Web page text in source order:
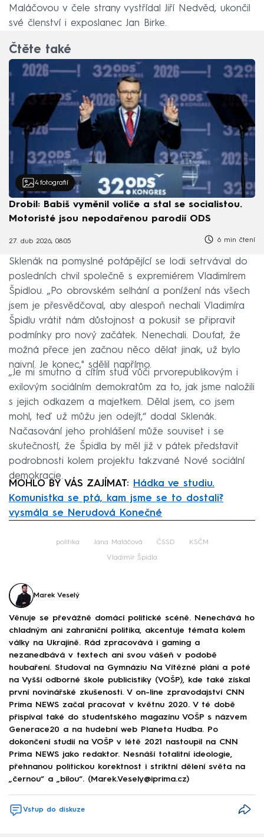
Maláčovou v čele strany vystřídal Jiří Nedvěd, ukončil
své členství i exposlanec Jan Birke.
Čtěte také
4 fotografií
Drobil: Babiš vyměnil voliče a stal se socialistou.
Motoristé jsou nepodařenou parodií ODS
27. dub 2026, 08:05 6 min čtení
Sklenák na pomyslné potápějící se lodi setrvával do
posledních chvil společně s expremiérem Vladimírem
Špidlou. „Po obrovském selhání a ponížení nás všech
jsem je přesvědčoval, aby alespoň nechali Vladimíra
Špidlu vrátit nám důstojnost a pokusit se připravit
podmínky pro nový začátek. Nenechali. Doufat, že
možná přece jen začnou něco dělat jinak, už bylo
naivní. Je konec," sdělil napřímo.
„Je mi smutno a cítím stud vůči prvorepublikovým i
exilovým sociálním demokratům za to, jak jsme naložili
s jejich odkazem a majetkem. Dělal jsem, co jsem
mohl, teď už můžu jen odejít,“ dodal Sklenák.
Načasování jeho prohlášení může souviset i se
skutečností, že Špidla by měl již v pátek představit
podrobnosti kolem projektu takzvané Nové sociální
demokracie.
MOHLO BY VÁS ZAJÍMAT:
Hádka ve studiu.
Komunistka se ptá, kam jsme se to dostali?
vysmála se Nerudová Konečné
politika Jana Maláčová ČSSD KSČM
Vladimír Špidla
Marek Veselý
Věnuje se převážně domácí politické scéně. Nenechává ho
chladným ani zahraniční politika, akcentuje témata kolem
války na Ukrajině. Rád zpracovává i gaming a
nezanedbává v textech ani svou vášeň v podobě
houbaření. Studoval na Gymnáziu Na Vítězné pláni a poté
na Vyšší odborné škole publicistiky (VOŠP), kde také získal
první novinářské zkušenosti. V on-line zpravodajství CNN
Prima NEWS začal pracovat v květnu 2020. V té době
přispíval také do studentského magazínu VOŠP s názvem
Generace20 a na hudební web Planeta Hudba. Po
dokončení studií na VOŠP v létě 2021 nastoupil na CNN
Prima NEWS jako redaktor. Nesnáší totalitní ideologie,
přehnanou politickou korektnost i striktní dělení světa na
„černou“ a „bílou“. (Marek.Vesely@iprima.cz)
Vstup do diskuze